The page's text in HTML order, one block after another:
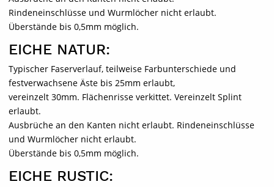
Rindeneinschlüsse und Wurmlöcher nicht erlaubt.
Überstände bis 0,5mm möglich.
EICHE NATUR:
Typischer Faserverlauf, teilweise Farbunterschiede und
festverwachsene Äste bis 25mm erlaubt,
vereinzelt 30mm. Flächenrisse verkittet. Vereinzelt Splint
erlaubt.
Ausbrüche an den Kanten nicht erlaubt. Rindeneinschlüsse
und Wurmlöcher nicht erlaubt.
Überstände bis 0,5mm möglich.
EICHE RUSTIC: